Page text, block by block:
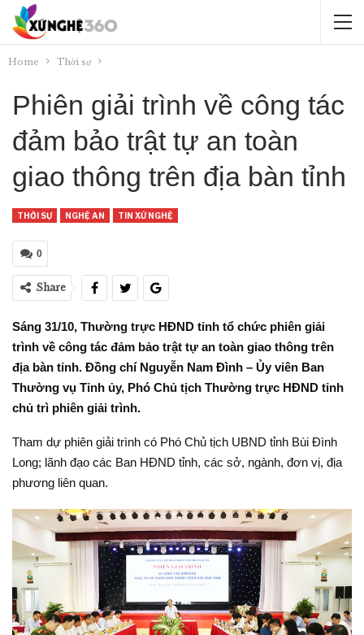
Home Thời sự
Phiên giải trình về công tác
đảm bảo trật tự an toàn
giao thông trên địa bàn tỉnh
THỜI SỰ NGHỆ AN TIN XỨ NGHỆ
0
Share
Sáng 31/10, Thường trực HĐND tỉnh tổ chức phiên giải
trình về công tác đảm bảo trật tự an toàn giao thông trên
địa bàn tỉnh. Đồng chí Nguyễn Nam Đình – Ủy viên Ban
Thường vụ Tỉnh ủy, Phó Chủ tịch Thường trực HĐND tỉnh
chủ trì phiên giải trình.
Tham dự phiên giải trình có Phó Chủ tịch UBND tỉnh Bùi Đình
Long; lãnh đạo các Ban HĐND tỉnh, các sở, ngành, đơn vị, địa
phương liên quan.